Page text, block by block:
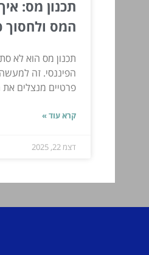
תכנון מס:
המס ולחסוך
תכנון מס הוא לא
הפיננסי. זה
פרטיים מנצלים את
קרא עוד »
דצמ 22, 2025